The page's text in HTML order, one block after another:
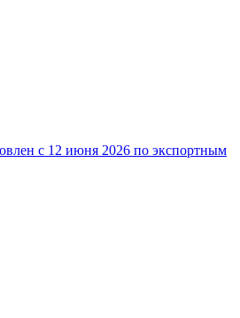
с 12 июня 2026 по экспортным